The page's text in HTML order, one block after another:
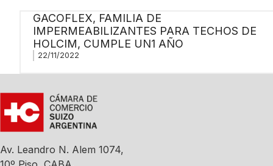
GACOFLEX, FAMILIA DE
IMPERMEABILIZANTES PARA TECHOS DE
HOLCIM, CUMPLE UN1 AÑO
22/11/2022
Av. Leandro N. Alem 1074,